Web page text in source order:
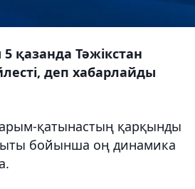
Тәжікстан
деп хабарлайды
қатынастың қарқынды
бойынша оң динамика